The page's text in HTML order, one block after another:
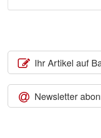
Ihr Artikel auf
Newsletter